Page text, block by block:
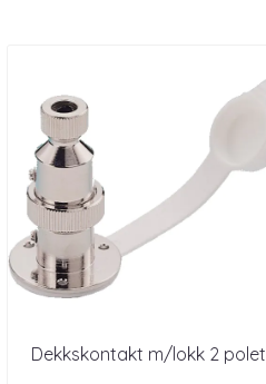
Dekkskontakt m/lokk 2 polet